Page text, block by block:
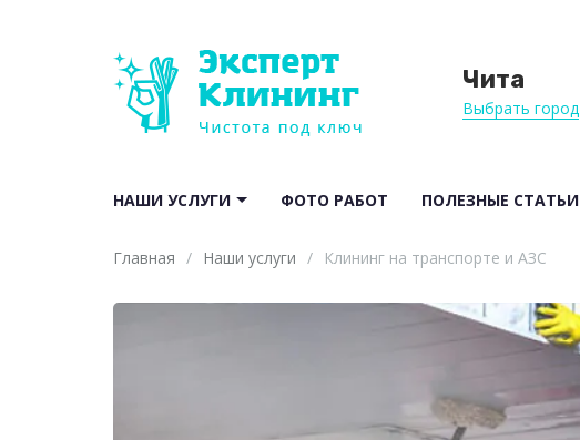
Чита
Выбрать город
НАШИ УСЛУГИ ФОТО РАБОТ ПОЛЕЗНЫЕ СТАТЬИ
Главная / Наши услуги / Клининг на транспорте и АЗС